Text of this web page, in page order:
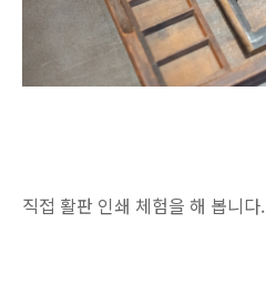
직접 활판 인쇄 체험을 해 봅니다.